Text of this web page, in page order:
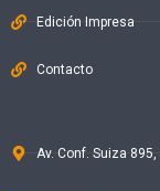
Edición Impresa
Contacto
Av. Conf. Suiza